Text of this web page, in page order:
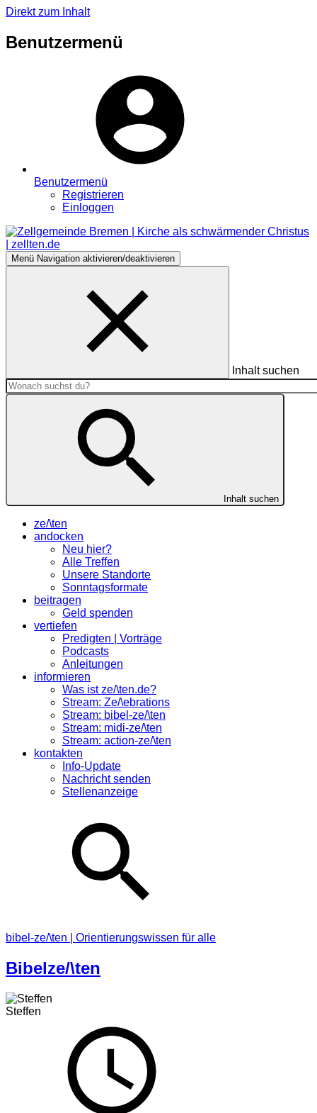
Direkt zum Inhalt
Benutzermenü
Benutzermenü
Registrieren
Einloggen
Menü Navigation aktivieren/deaktivieren
Inhalt suchen
Inhalt suchen
ze/\ten
andocken
Neu hier?
Alle Treffen
Unsere Standorte
Sonntagsformate
beitragen
Geld spenden
vertiefen
Predigten | Vorträge
Podcasts
Anleitungen
informieren
Was ist ze/\ten.de?
Stream: Ze/\ebrations
Stream: bibel-ze/\ten
Stream: midi-ze/\ten
Stream: action-ze/\ten
kontakten
Info-Update
Nachricht senden
Stellenanzeige
bibel-ze/\ten | Orientierungswissen für alle
Bibelze/\ten
Steffen